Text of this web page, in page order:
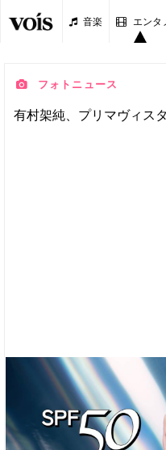
音楽 エンタ
フォトニュース
有村架純、プリマヴィス